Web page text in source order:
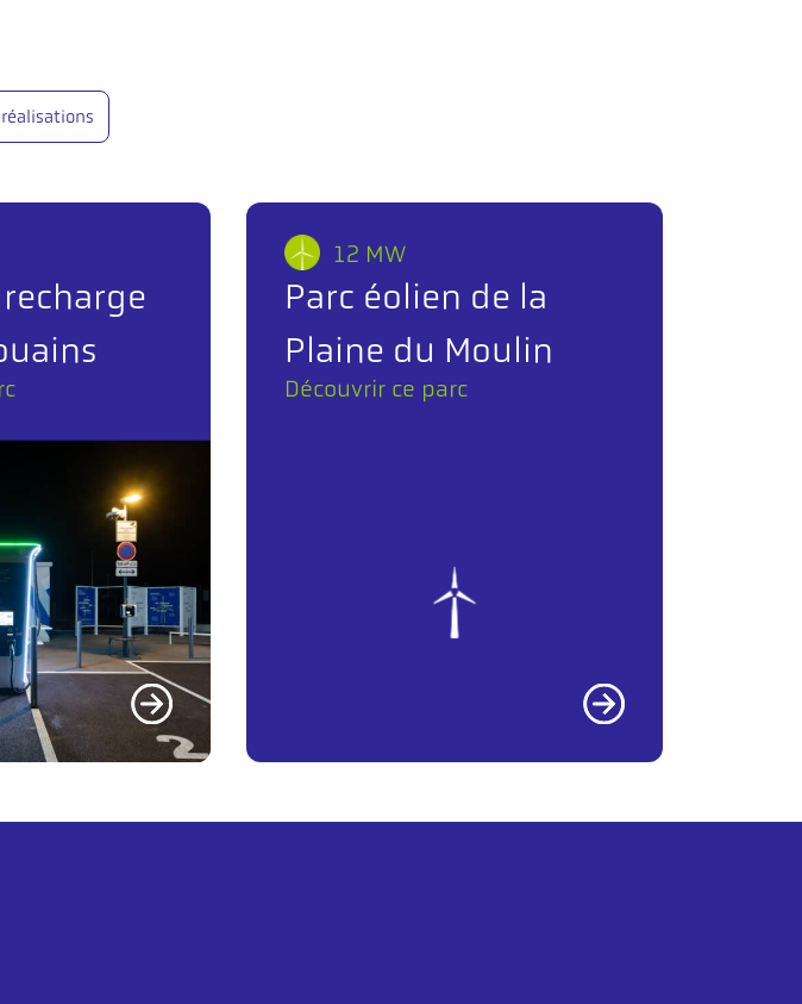
12 MW
Parc éolien de la
Plaine du Moulin
Découvrir ce parc